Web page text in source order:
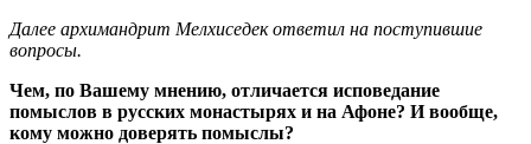
Далее архимандрит Мелхиседек ответил на поступившие
вопросы.
Чем, по Вашему мнению, отличается исповедание
помыслов в русских монастырях и на Афоне? И вообще,
кому можно доверять помыслы?